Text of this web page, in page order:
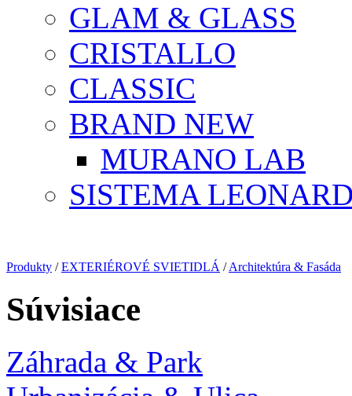
GLAM & GLASS
CRISTALLO
CLASSIC
BRAND NEW
MURANO LAB
SISTEMA
Produkty /EXTERIÉROVÉ SVIETIDLÁ /Architektúra & Fasáda
Súvisiace
Záhrada & Park